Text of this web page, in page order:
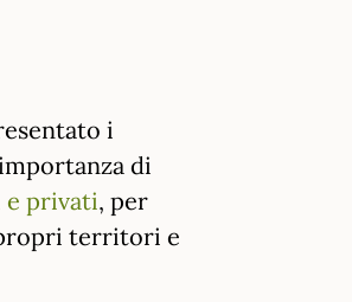
i
di
privati, per
territori e